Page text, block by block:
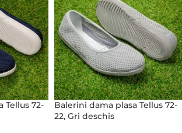
Tellus 72-
Balerini dama plasa Tellus 72-
22, Gri deschis